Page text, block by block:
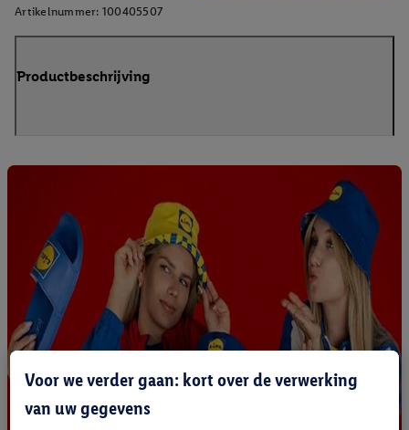
Artikelnummer: 100405507
Productbeschrijving
Voor we verder gaan: kort over de verwerking
van uw gegevens